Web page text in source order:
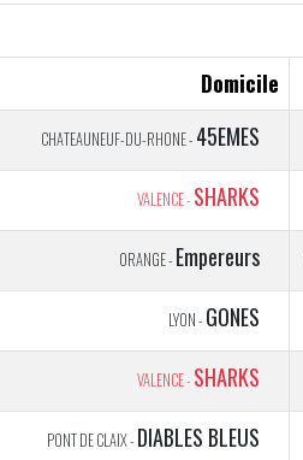
Domicile
CHATEAUNEUF-DU-RHONE - 45EMES
VALENCE - SHARKS
ORANGE - Empereurs
LYON - GONES
VALENCE - SHARKS
PONT DE CLAIX - DIABLES BLEUS